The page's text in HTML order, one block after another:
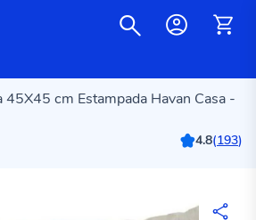
cm Estampada Havan Casa -
4.8(193)